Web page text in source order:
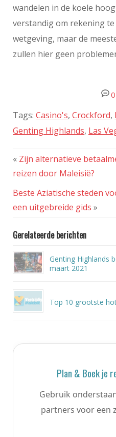
wandelen in de koele
verstandig om rekening
wetgeving, maar de
zullen hier geen
Tags: Casino's, Crockford,
Genting Highlands, Las
« Zijn alternatieve
reizen door Maleisië?
Beste Aziatische steden
een uitgebreide gids »
Gerelateerde berichten
Genting Highlands
maart 2021
Top 10 grootste
Plan & Boek je
Gebruik
partners voor een